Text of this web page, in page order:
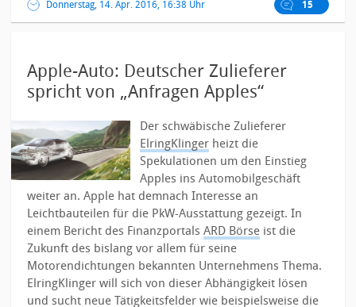
Donnerstag, 14. Apr. 2016, 16:38 Uhr 15
Apple-Auto: Deutscher Zulieferer
spricht von „Anfragen Apples“
Der schwäbische Zulieferer
ElringKlinger heizt die
Spekulationen um den Einstieg
Apples ins Automobilgeschäft
weiter an. Apple hat demnach Interesse an
Leichtbauteilen für die PkW-Ausstattung gezeigt.In
einem Bericht des FinanzportalsARD Börse ist die
Zukunft des bislang vor allem für seine
Motorendichtungen bekannten Unternehmens Thema.
ElringKlinger will sich von dieser Abhängigkeit lösen
und sucht neue Tätigkeitsfelder wie beispielsweise die